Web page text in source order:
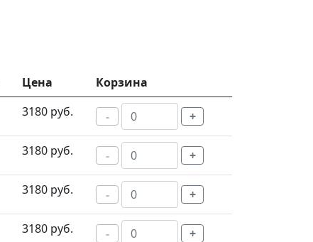
Цена
Корзина
3180 руб. - +
3180 руб. - +
3180 руб. - +
3180 руб. - +